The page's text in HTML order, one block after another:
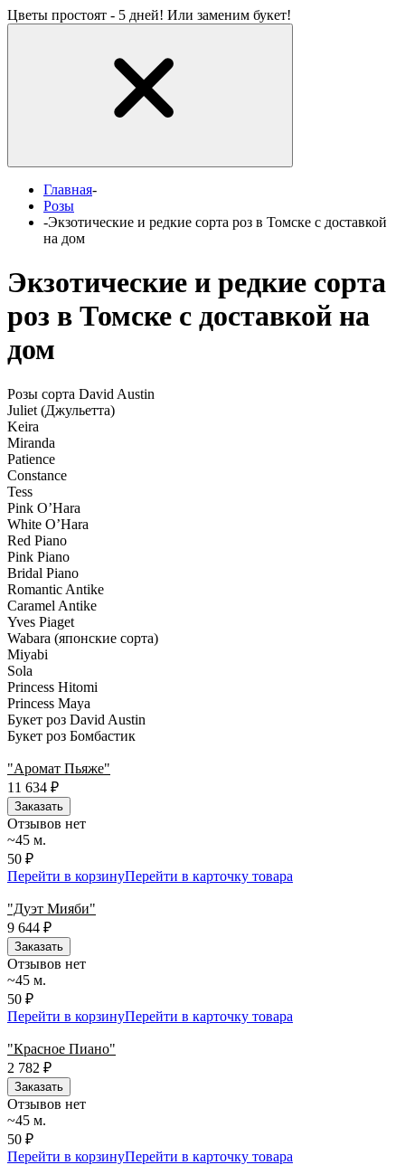
Цветы простоят - 5 дней! Или заменим букет!
Главная-
Розы
-Экзотические и редкие сорта роз в Томске с доставкой
на дом
Экзотические и редкие сорта
роз в Томске с доставкой на
дом
Розы сорта David Austin
Juliet (Джульетта)
Keira
Miranda
Patience
Constance
Tess
Pink O’Hara
White O’Hara
Red Piano
Pink Piano
Bridal Piano
Romantic Antike
Caramel Antike
Yves Piaget
Wabara (японские сорта)
Miyabi
Sola
Princess Hitomi
Princess Maya
Букет роз David Austin
Букет роз Бомбастик
"Аромат Пьяже"
11 634 ₽
Заказать
Отзывов нет
~45 м.
50 ₽
Перейти в корзинуПерейти в карточку товара
"Дуэт Мияби"
9 644 ₽
Заказать
Отзывов нет
~45 м.
50 ₽
Перейти в корзинуПерейти в карточку товара
"Красное Пиано"
2 782 ₽
Заказать
Отзывов нет
~45 м.
50 ₽
Перейти в корзинуПерейти в карточку товара